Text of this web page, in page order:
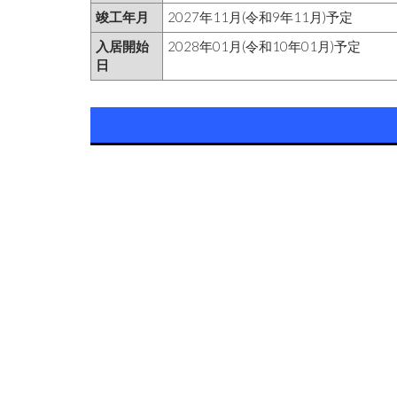
竣工年月
2027年11月(令和9年11月)予定
入居開始
日
2028年01月(令和10年01月)予定